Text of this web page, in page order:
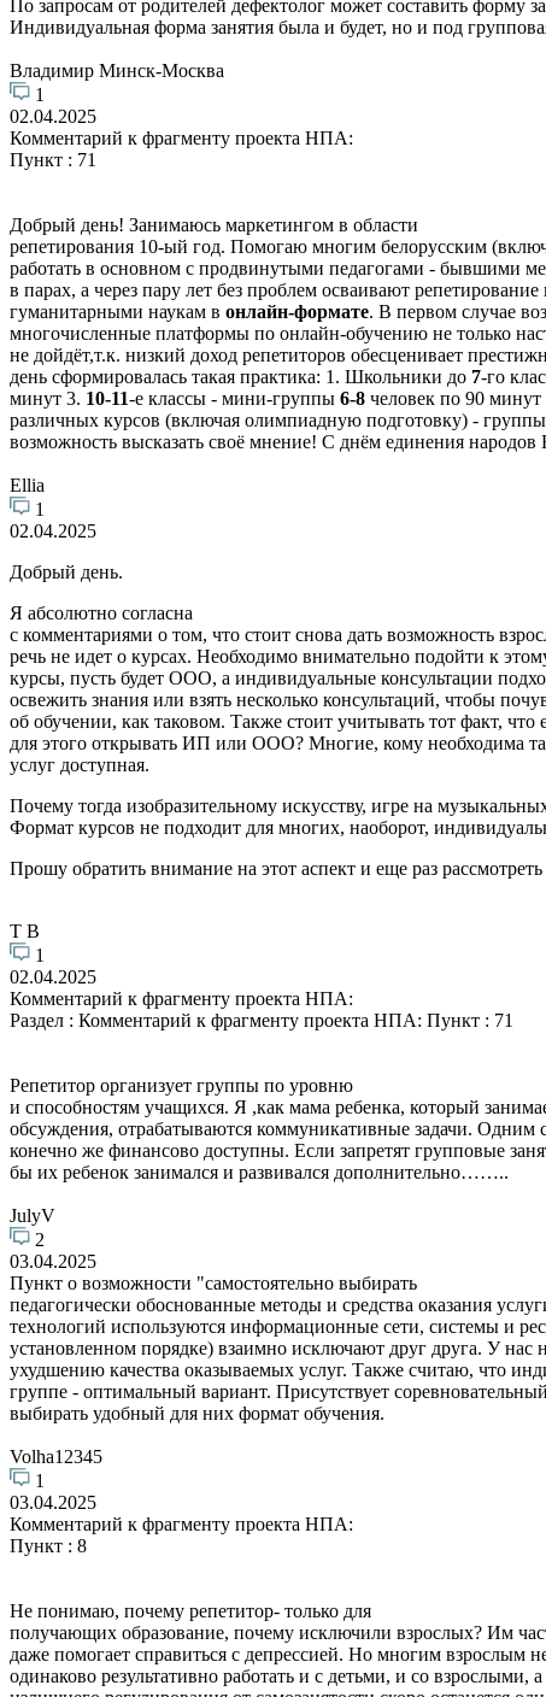
По запросам от родителей дефектолог может составить форму
Индивидуальная форма занятия была и будет, но и под
Владимир Минск-Москва
1
02.04.2025
Комментарий к фрагменту проекта НПА:
Пункт : 71
Добрый день! Занимаюсь маркетингом в области
репетирования 10-ый год. Помогаю многим белорусским
работать в основном с продвинутыми педагогами - бывшими
в парах, а через пару лет без проблем осваивают
гуманитарными наукам в онлайн-формате. В первом случае
многочисленные платформы по онлайн-обучению не только
не дойдёт,т.к. низкий доход репетиторов обесценивает
день сформировалась такая практика: 1. Школьники до 7-го
минут 3. 10-11-е классы - мини-группы 6-8 человек по 90
различных курсов (включая олимпиадную подготовку) - группы
возможность высказать своё мнение! С днём единения народов
Ellia
1
02.04.2025
Добрый день.
Я абсолютно согласна
с комментариями о том, что стоит снова дать возможность
речь не идет о курсах. Необходимо внимательно подойти к
курсы, пусть будет ООО, а индивидуальные консультации
освежить знания или взять несколько консультаций, чтобы
об обучении, как таковом. Также стоит учитывать тот факт,
для этого открывать ИП или ООО? Многие, кому необходима
услуг доступная.
Почему тогда изобразительному искусству, игре на
Формат курсов не подходит для многих, наоборот,
Прошу обратить внимание на этот аспект и еще раз
Т В
1
02.04.2025
Комментарий к фрагменту проекта НПА:
Раздел : Комментарий к фрагменту проекта НПА: Пункт : 71
Репетитор организует группы по уровню
и способностям учащихся. Я ,как мама ребенка, который
обсуждения, отрабатываются коммуникативные задачи. Одним
конечно же финансово доступны. Если запретят групповые
бы их ребенок занимался и развивался дополнительно……..
JulyV
2
03.04.2025
Пункт о возможности "самостоятельно выбирать
педагогически обоснованные методы и средства оказания
технологий используются информационные сети, системы и
установленном порядке) взаимно исключают друг друга. У нас
ухудшению качества оказываемых услуг. Также считаю, что
группе - оптимальный вариант. Присутствует
выбирать удобный для них формат обучения.
Volha12345
1
03.04.2025
Комментарий к фрагменту проекта НПА:
Пункт : 8
Не понимаю, почему репетитор- только для
получающих образование, почему исключили взрослых? Им
даже помогает справиться с депрессией. Но многим взрослым
одинаково результативно работать и с детьми, и со взрослыми,